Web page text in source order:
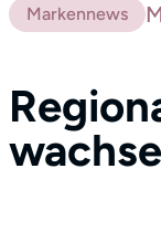
Markennews